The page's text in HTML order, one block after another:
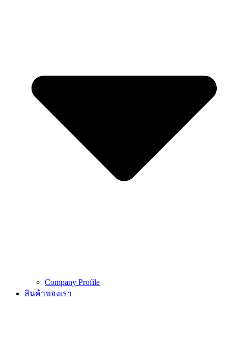
Company Profile
สินค้าของเรา